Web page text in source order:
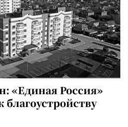
«Единая Россия»